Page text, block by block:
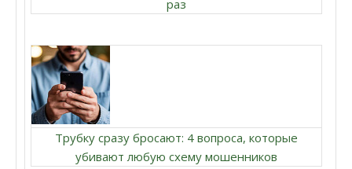
раз
Трубку сразу бросают: 4 вопроса, которые
убивают любую схему мошенников